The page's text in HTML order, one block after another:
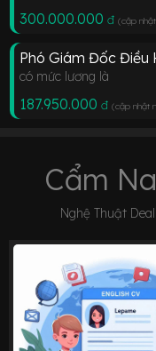
300.000.000 đ (cập
Phó Giám Đốc Điều
có mức lương là
187.950.000 đ (cập nhật
Cẩm
Nghệ Thuật